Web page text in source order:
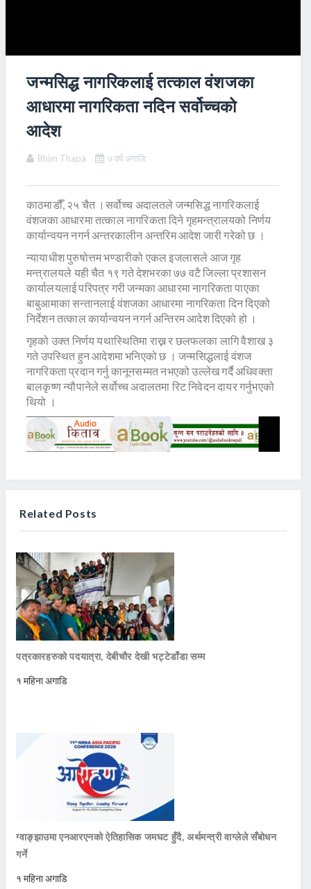
जन्मसिद्ध नागरिकलाई तत्काल वंशजका
आधारमा नागरिकता नदिन सर्वोच्चको
आदेश
Bhim Thapa ७ वर्ष अगाडि
काठमाडौँ, २५ चैत ।सर्वोच्च अदालतले जन्मसिद्ध नागरिकलाई
वंशजका आधारमा तत्काल नागरिकता दिने गृहमन्त्रालयको निर्णय
कार्यान्वयन नगर्न अन्तरकालीन अन्तरिम आदेश जारी गरेको छ ।
न्यायाधीश पुरुषोत्तम भण्डारीको एकल इजलासले आज गृह
मन्त्रालयले यही चैत १९ गते देशभरका ७७ वटै जिल्ला प्रशासन
कार्यालयलाई परिपत्र गरी जन्मका आधारमा नागरिकता पाएका
बाबुआमाका सन्तानलाई वंशजका आधारमा नागरिकता दिन दिएको
निर्देशन तत्काल कार्यान्वयन नगर्न अन्तिरम आदेश दिएको हो ।
गृहको उक्त निर्णय यथास्थितिमा राख्न र छलफलका लागि वैशाख ३
गते उपस्थित हुन आदेशमा भनिएको छ । जन्मसिद्धलाई वंशज
नागरिकता प्रदान गर्नु कानूनसम्मत नभएको उल्लेख गर्दै अधिवक्ता
बालकृष्ण न्यौपानेले सर्वोच्च अदालतमा रिट निवेदन दायर गर्नुभएको
थियो ।
Related Posts
पत्रकारहरुको पदयात्रा, देबीचौर देखी भट्टेडाँडा सम्म
१ महिना अगाडि
ग्वाङ्झाउमा एनआरएनको ऐतिहासिक जमघट हुँदै, अर्थमन्त्री वाग्लेले सँबोधन
गर्ने
१ महिना अगाडि